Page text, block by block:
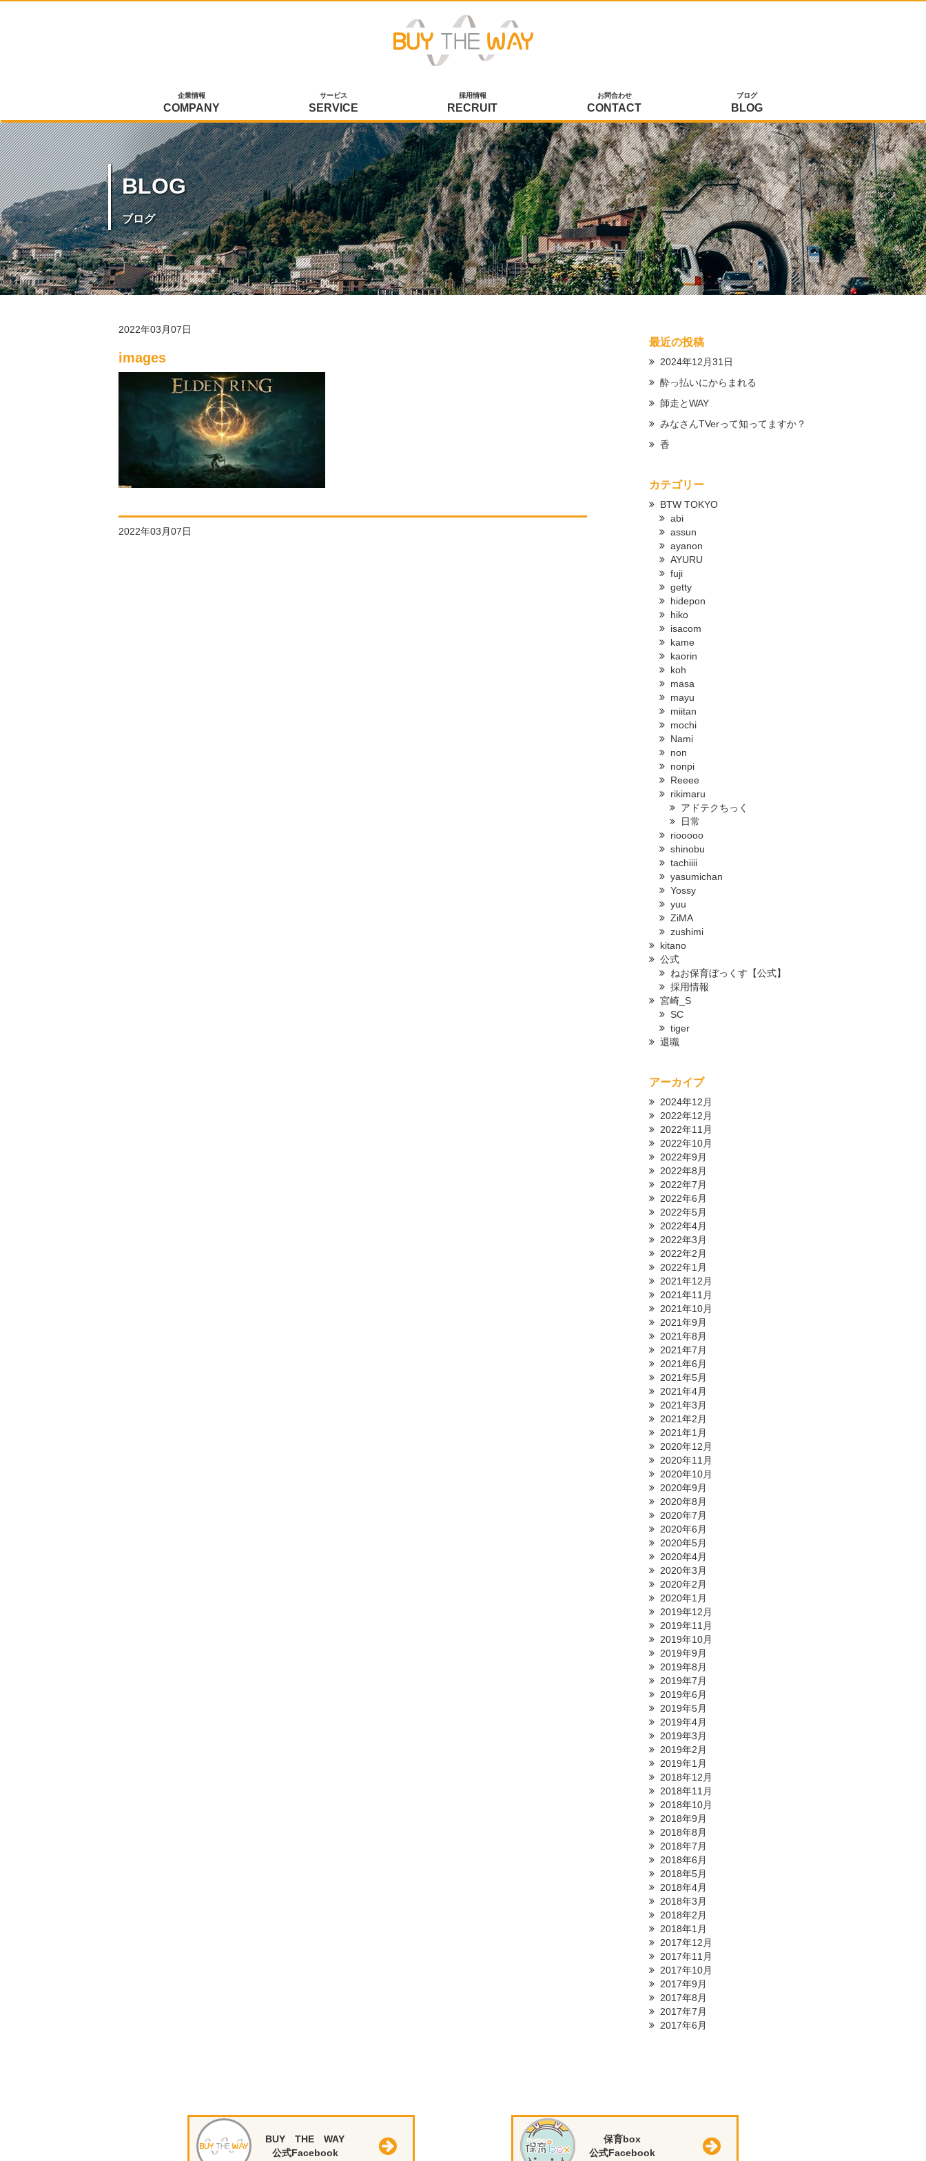
企業情報
COMPANY
サービス
SERVICE
採用情報
RECRUIT
お問合わせ
CONTACT
ブログ
BLOG
BLOG
ブログ
2022年03月07日
images
2022年03月07日
最近の投稿
2024年12月31日
酔っ払いにからまれる
師走とWAY
みなさんTVerって知ってますか？
香
カテゴリー
BTW TOKYO
abi
assun
ayanon
AYURU
fuji
getty
hidepon
hiko
isacom
kame
kaorin
koh
masa
mayu
miitan
mochi
Nami
non
nonpi
Reeee
rikimaru
アドテクちっく
日常
riooooo
shinobu
tachiiii
yasumichan
Yossy
yuu
ZiMA
zushimi
kitano
公式
ねお保育ぼっくす【公式】
採用情報
宮崎_S
SC
tiger
退職
アーカイブ
2024年12月
2022年12月
2022年11月
2022年10月
2022年9月
2022年8月
2022年7月
2022年6月
2022年5月
2022年4月
2022年3月
2022年2月
2022年1月
2021年12月
2021年11月
2021年10月
2021年9月
2021年8月
2021年7月
2021年6月
2021年5月
2021年4月
2021年3月
2021年2月
2021年1月
2020年12月
2020年11月
2020年10月
2020年9月
2020年8月
2020年7月
2020年6月
2020年5月
2020年4月
2020年3月
2020年2月
2020年1月
2019年12月
2019年11月
2019年10月
2019年9月
2019年8月
2019年7月
2019年6月
2019年5月
2019年4月
2019年3月
2019年2月
2019年1月
2018年12月
2018年11月
2018年10月
2018年9月
2018年8月
2018年7月
2018年6月
2018年5月
2018年4月
2018年3月
2018年2月
2018年1月
2017年12月
2017年11月
2017年10月
2017年9月
2017年8月
2017年7月
2017年6月
BUY THE WAY
公式Facebook
保育box
公式Facebook